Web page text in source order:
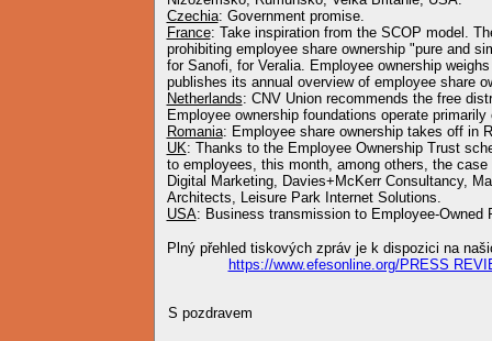
Czechia: Government promise.
France: Take inspiration from the SCOP model.
prohibiting employee share ownership "pure and
for Sanofi, for Veralia. Employee ownership
publishes its annual overview of employee share
Netherlands: CNV Union recommends the free
Employee ownership foundations operate
Romania: Employee share ownership takes off in
UK: Thanks to the Employee Ownership Trust
to employees, this month, among others, the
Digital Marketing, Davies+McKerr Consultancy,
Architects, Leisure Park Internet Solutions.
USA: Business transmission to Employee-Owned
Plný přehled tiskových zpráv je k dispozici na
https://www.efesonline.org/PRESS
S pozdravem